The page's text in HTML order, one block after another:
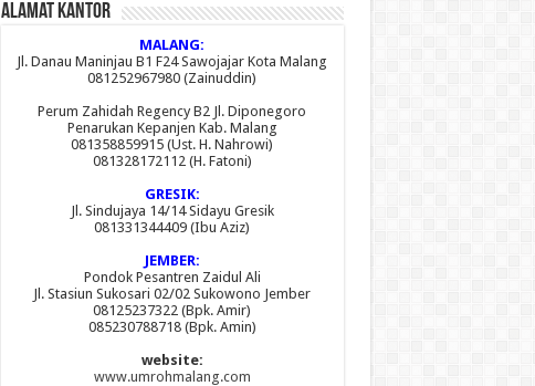
Alamat Kantor
MALANG:
Jl. Danau Maninjau B1 F24 Sawojajar Kota Malang
081252967980 (Zainuddin)
Perum Zahidah Regency B2 Jl. Diponegoro
Penarukan Kepanjen Kab. Malang
081358859915 (Ust. H. Nahrowi)
081328172112 (H. Fatoni)
GRESIK:
Jl. Sindujaya 14/14 Sidayu Gresik
081331344409 (Ibu Aziz)
JEMBER:
Pondok Pesantren Zaidul Ali
Jl. Stasiun Sukosari 02/02 Sukowono Jember
08125237322 (Bpk. Amir)
085230788718 (Bpk. Amin)
website:
www.umrohmalang.com